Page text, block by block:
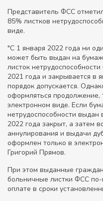
Представитель ФСС
85% листков
виде.
"С 1 января 2022 года ни
может быть выдан на
листок
2021 года и закрывается в
порядок допускается.
оформляться продолжение,
электронном виде. Если
нетрудоспособности выдан
2022 года закрыт, а затем
аннулирования и выдачи
оформлен только в
Григорий Прямов.
При этом выданные
больничные листки ФСС
оплате в сроки